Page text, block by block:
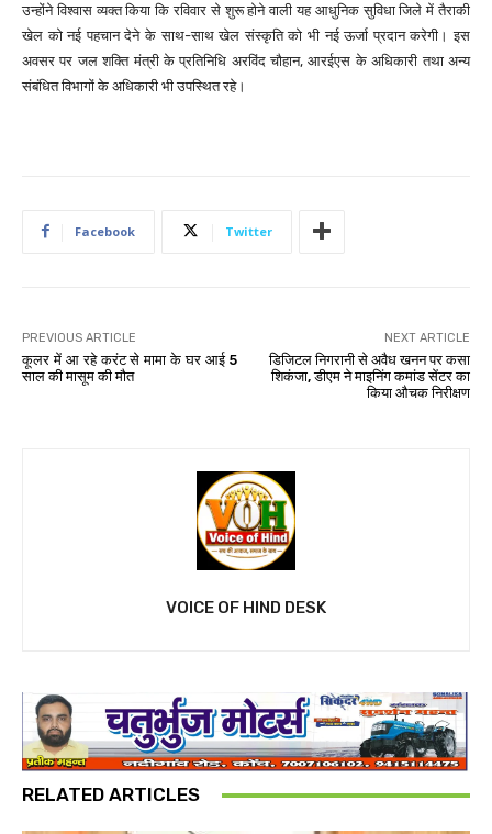
उन्होंने विश्वास व्यक्त किया कि रविवार से शुरू होने वाली यह आधुनिक सुविधा जिले में तैराकी
खेल को नई पहचान देने के साथ-साथ खेल संस्कृति को भी नई ऊर्जा प्रदान करेगी। इस
अवसर पर जल शक्ति मंत्री के प्रतिनिधि अरविंद चौहान, आरईएस के अधिकारी तथा अन्य
संबंधित विभागों के अधिकारी भी उपस्थित रहे।
Facebook Twitter
PREVIOUS ARTICLE
कूलर में आ रहे करंट से मामा के घर आई 5
साल की मासूम की मौत
NEXT ARTICLE
डिजिटल निगरानी से अवैध खनन पर कसा
शिकंजा, डीएम ने माइनिंग कमांड सेंटर का
किया औचक निरीक्षण
VOICE OF HIND DESK
RELATED ARTICLES